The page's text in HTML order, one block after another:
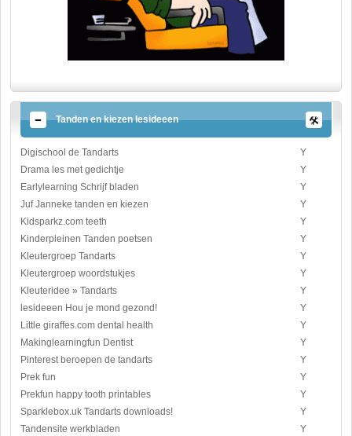
Tanden en kiezen lesideeen
Digischool de Tandarts
Y
Drama les met gedichtje
Y
Earlylearning Schrijf bladen
Y
Juf Janneke tanden en kiezen
Y
Kidsparkz.com teeth
Y
Kinderpleinen Tanden poetsen
Y
Kleutergroep Tandarts
Y
Kleutergroep woordstukjes
Y
Kleuteridee » Tandarts
Y
lesideeen Hou je mond gezond!
Y
Little giraffes.com dental health
Y
Makinglearningfun Dentist
Y
Pinterest beroepen de tandarts
Y
Prek fun
Y
Prekfun happy tooth printables
Y
Sparklebox.uk Tandarts downloads!
Y
Tandensite werkbladen
Y